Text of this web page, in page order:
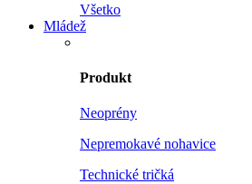
Všetko
Mládež
Produkt
Neoprény
Nepremokavé nohavice
Technické tričká